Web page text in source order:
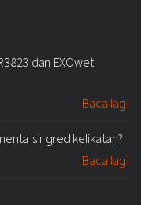
dan EXOwet
Baca lagi
gred kelikatan?
Baca lagi